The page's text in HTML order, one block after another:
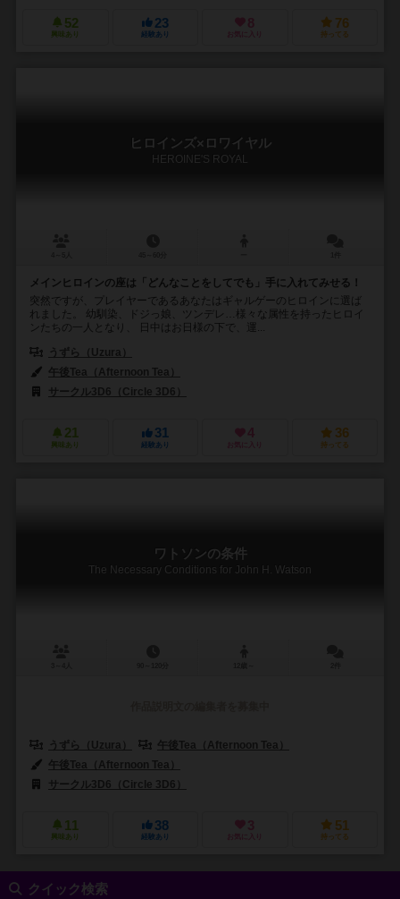
52
興味あり
23
経験あり
8
お気に入り
76
持ってる
ヒロインズ×ロワイヤル
HEROINE'S ROYAL
メインヒロインの座は「どんなことをしてでも」手に入れてみせる！
突然ですが、プレイヤーであるあなたはギャルゲーのヒロインに選ば
れました。 幼馴染、ドジっ娘、ツンデレ…様々な属性を持ったヒロイ
ンたちの一人となり、 日中はお日様の下で、運...
うずら（Uzura）
午後Tea（Afternoon Tea）
サークル3D6（Circle 3D6）
21
興味あり
31
経験あり
4
お気に入り
36
持ってる
ワトソンの条件
The Necessary Conditions for John H. Watson
うずら（Uzura）
午後Tea（Afternoon Tea）
午後Tea（Afternoon Tea）
サークル3D6（Circle 3D6）
11
興味あり
38
経験あり
3
お気に入り
51
持ってる
クイック検索